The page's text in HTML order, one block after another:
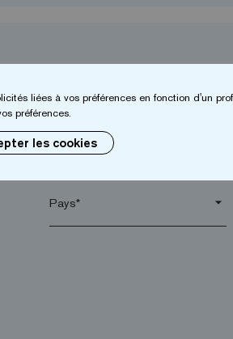
Entreprise*
arrow_drop_down
liées à vos préférences en fonction d'un
préférences.
les cookies